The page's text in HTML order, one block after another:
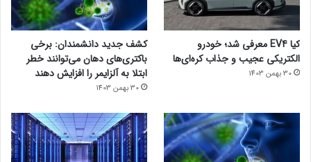
کیا EV4 معرفی شد؛ خودرو
الکتریکی عجیب و جذاب کره‌ای‌ها
30 بهمن 1403
کشف جدید دانشمندان: برخی
باکتری‌های دهان می‌توانند خطر
ابتلا به آلزایمر را افزایش دهند
30 بهمن 1403